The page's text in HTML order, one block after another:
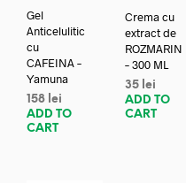
Gel
Anticelulitic
cu
CAFEINA –
Yamuna
158 lei
ADD TO
CART
Crema cu
extract de
ROZMARIN
– 300 ML
35 lei
ADD TO
CART